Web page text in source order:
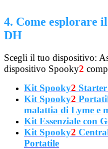
4. Come esplorare
DH
Scegli il tuo dispositivo:
dispositivo Spooky2
Kit Spooky2
Kit Spooky2
malattia di Lyme e
Kit Essenziale con
Kit Spooky2
Portatile